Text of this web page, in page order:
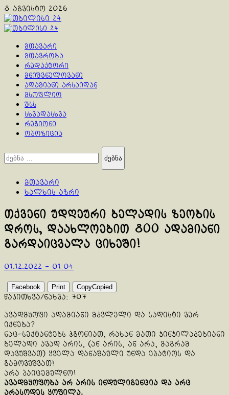
Skip
to
content
8 აგვისტო 2026
Primary
მთავარი
მთავრობა
რედაქტორი
მნიშვნელოვანი
ადამიანი არსაიდან
მსოფლიო
შსს
სხვადასხვა
რეგიონი
ოპოზიცია
ძებნა:
მთავარი
ხალხის აზრი
თქვენი უდღეური ბელადის ზეობის
დროს, დაახლოებით 800 ადამიანი
გარდაიცვალა ციხეში!
01.12.2022 - 01:04
Facebook Print CopyCopied
წაკითხვა/ნახვა: 707
ავადმყოფი ადამიანი მკვლელი და სადისტი ვერ
იქნება?
ნაც-სექტანტებს ჰგონიათ, რახან მათი ჯინჯილაკებიანი
ბელადი ავად არის, (ან არის, ან არა, მაგრამ
დავუშვათ) ყველა დანაშაული უნდა ეპატიოს და
გამოვუშვათ!
არა პაიცემულნო!
ავადმყოფობა არ არის ინდულიგენცია და არც
არასოდეს ყოფილა.